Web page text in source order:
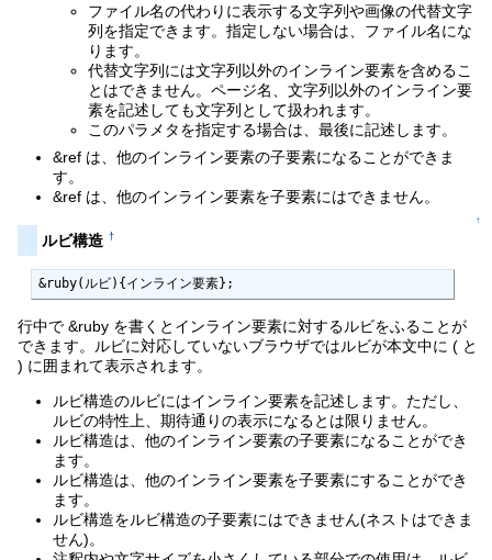
ファイル名の代わりに表示する文字列や画像の代替文字
列を指定できます。指定しない場合は、ファイル名にな
ります。
代替文字列には文字列以外のインライン要素を含めるこ
とはできません。ページ名、文字列以外のインライン要
素を記述しても文字列として扱われます。
このパラメタを指定する場合は、最後に記述します。
&ref は、他のインライン要素の子要素になることができま
す。
&ref は、他のインライン要素を子要素にはできません。
↑
ルビ構造 †
&ruby(ルビ){インライン要素};
行中で &ruby を書くとインライン要素に対するルビをふることが
できます。ルビに対応していないブラウザではルビが本文中に ( と
) に囲まれて表示されます。
ルビ構造のルビにはインライン要素を記述します。ただし、
ルビの特性上、期待通りの表示になるとは限りません。
ルビ構造は、他のインライン要素の子要素になることができ
ます。
ルビ構造は、他のインライン要素を子要素にすることができ
ます。
ルビ構造をルビ構造の子要素にはできません(ネストはできま
せん)。